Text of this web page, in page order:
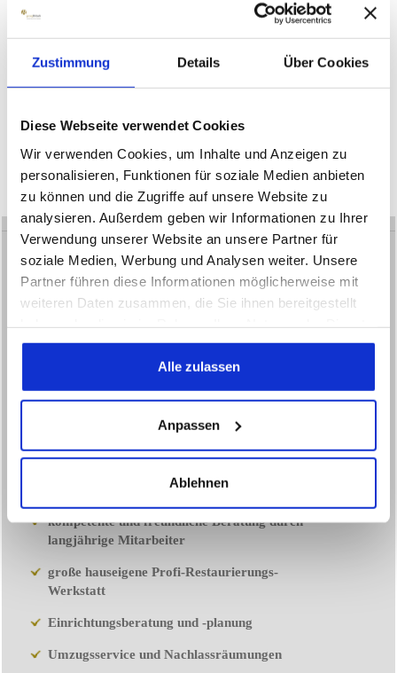
Zustimmung Details Über Cookies
Diese Webseite verwendet Cookies
Wir verwenden Cookies, um Inhalte und Anzeigen zu
personalisieren, Funktionen für soziale Medien anbieten
zu können und die Zugriffe auf unsere Website zu
analysieren. Außerdem geben wir Informationen zu Ihrer
Verwendung unserer Website an unsere Partner für
soziale Medien, Werbung und Analysen weiter. Unsere
Partner führen diese Informationen möglicherweise mit
weiteren Daten zusammen, die Sie ihnen bereitgestellt
gesammelt haben.
Alle zulassen
Anpassen
Ablehnen
WHATSAPP
Datenschutzerklärung
Barock, Biedermeier, Gründerzeit, Jugendstil und
Bodenseeschränke
35 Jahre Kompetenz und Erfahrung in
kompetente und freundliche Beratung durch
langjährige Mitarbeiter
große hauseigene Profi-Restaurierungs-
Werkstatt
Einrichtungsberatung und -planung
Umzugsservice und Nachlassräumungen